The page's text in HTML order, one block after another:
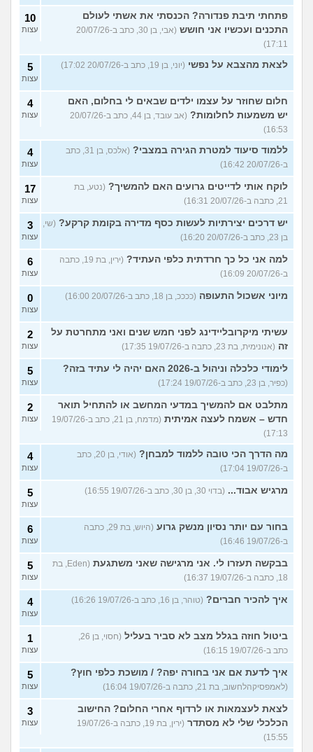
פתחתי תיבת פנדורה? הכנסתי את אשתי לעולם
התכנים ועכשיו אני חושש
(אבי, בן 30, כתב ב-20/07/26
17:11)
10
עצות
לצאת מהצבא על נפשי (יוני, בן 19, כתב ב-20/07/26 17:02) 5
עצות
חלום שחוזר על עצמו ילדים שבאים לי בחלום, האם
יש משמעות לחלומות?
(אב עובד, בן 44, כתב ב-20/07/26
16:53)
4
עצות
ללמוד סיעוד למטרת הגירה במצבי?
(אלכס, בן 31, כתב
ב-20/07/26 16:42)
4
עצות
לוקח אותי לדייטים גרועים האם להמשיך? (נטע, בת
21, כתבה ב-20/07/26 16:31)
17
עצות
יש דרכים יצירתיות לעשות כסף מדירה בקומת קרקע? (שי,
בן 23, כתב ב-20/07/26 16:20)
3
עצות
למה אני כל כך חרדתית כלפי העתיד?
(ירין, בת 19, כתבה
ב-20/07/26 16:09)
6
עצות
מיוני אשכול התעופה (ככככ, בן 18, כתב ב-20/07/26 16:00) 0
עצות
עשיתי מיקרובליידינג לפני חמש שנים ואני מתחרטת על
זה (אנונימית, בת 23, כתבה ב-19/07/26 17:35)
2
עצות
לימודי כלכלה וניהול ב-2026 האם יהיה לי עתיד בזה?
(כפיר, בן 23, כתב ב-19/07/26 17:24)
5
עצות
מתלבט אם להמשיך במדעי המחשב או להתחיל תואר
חדש – אשמח לעצה אמיתית
(מדמח, בן 21, כתב ב-19/07/26
17:13)
2
עצות
מה הדרך הכי טובה ללמוד למבחן?
(אודי, בן 20, כתב
ב-19/07/26 17:04)
4
עצות
מרגיש אבוד... (בדוי 30, בן 30, כתב ב-19/07/26 16:55) 5
עצות
בחור עם יותר נסיון מנשק גרוע
(היוש, בת 29, כתבה
ב-19/07/26 16:46)
6
עצות
בבקשה תעזרו לי. אני מרגישה שאני משתגעת
(Eden, בת
18, כתבה ב-19/07/26 16:37)
5
עצות
איך להכיר חברים? (טוהר, בן 16, כתב ב-19/07/26 16:26) 4
עצות
ביטול חוזה בגלל מצב לא סביר בעליל
(חסוי, בן 26,
כתב ב-19/07/26 16:15)
1
עצות
איך לדעת אם אני בחורה יפה? / מושכת כלפי חוץ?
(לאמפסיקהלחשוב, בת 21, כתבה ב-19/07/26 16:04)
5
עצות
לצאת לעצמאות או לרדוף אחרי החלום? החישוב
הכלכלי שלי לא מסתדר
(ירין, בת 19, כתבה ב-19/07/26
15:55)
3
עצות